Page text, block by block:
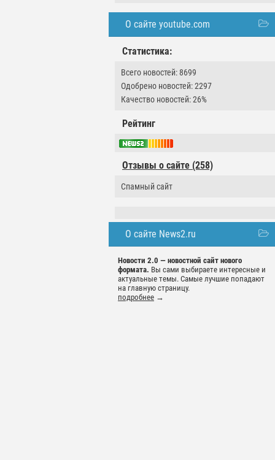
О сайте youtube.com
Статистика:
Всего новостей: 8699
Одобрено новостей: 2297
Качество новостей: 26%
Рейтинг
Отзывы о сайте (258)
Спамный сайт
О сайте News2.ru
Новости 2.0 — новостной сайт нового
формата. Вы сами выбираете интересные и
актуальные темы. Самые лучшие попадают
на главную страницу.
подробнее →